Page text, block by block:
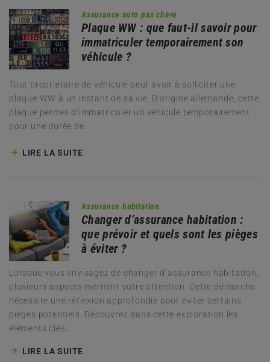
Assurance auto pas chère
Plaque WW : que faut-il savoir pour
immatriculer temporairement son
véhicule ?
Tout propriétaire de véhicule peut avoir à solliciter une
plaque WW à un instant de sa vie. D’origine allemande, cette
plaque permet d’immatriculer un véhicule temporairement
pour une durée de…
LIRE LA SUITE
Assurance habitation
Changer d’assurance habitation :
que prévoir et quels sont les pièges
à éviter ?
Lorsque vous envisagez de changer d’assurance habitation,
plusieurs aspects méritent votre attention. Cette démarche
nécessite une réflexion approfondie pour éviter certains
pièges potentiels. Découvrez dans cette exploration les
éléments clés…
LIRE LA SUITE